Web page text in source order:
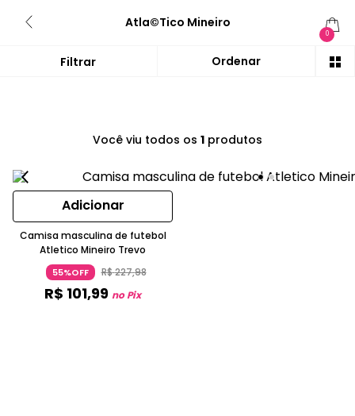
Atla©tico Mineiro
0
Você viu todos os 1 produtos
Adicionar
Camisa masculina de futebol
Atletico Mineiro Trevo
55%OFF R$227,98
R$ 101,99 no Pix